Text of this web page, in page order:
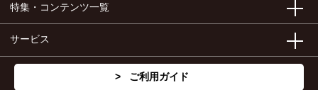
特集・コンテンツ一覧
サービス
ご利用ガイド